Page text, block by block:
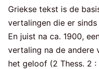
Griekse tekst is de
vertalingen die er sinds
En juist na ca. 1900,
vertaling na de andere
het geloof (2 Thess. 2